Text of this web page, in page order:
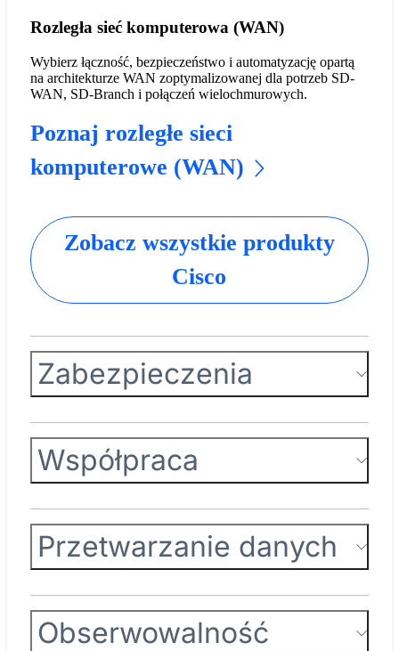
Rozległa sieć komputerowa (WAN)
Wybierz łączność, bezpieczeństwo i automatyzację opartą
na architekturze WAN zoptymalizowanej dla potrzeb SD-
WAN, SD-Branch i połączeń wielochmurowych.
Poznaj rozległe sieci
komputerowe (WAN)
Zobacz wszystkie produkty
Cisco
Zabezpieczenia
Współpraca
Przetwarzanie danych
Obserwowalność